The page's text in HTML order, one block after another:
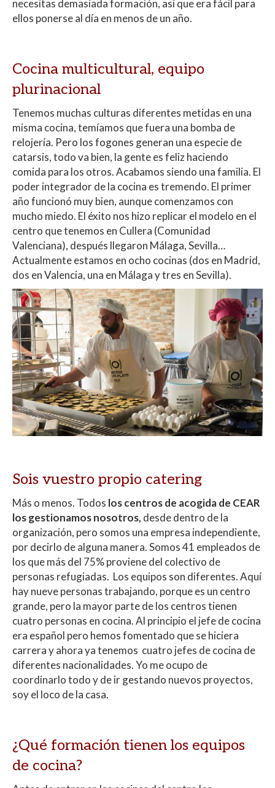
necesitas demasiada formación, así que era fácil para
ellos ponerse al día en menos de un año.
Cocina multicultural, equipo
plurinacional
Tenemos muchas culturas diferentes metidas en una
misma cocina, temíamos que fuera una bomba de
relojería. Pero los fogones generan una especie de
catarsis, todo va bien, la gente es feliz haciendo
comida para los otros. Acabamos siendo una familia. El
poder integrador de la cocina es tremendo. El primer
año funcionó muy bien, aunque comenzamos con
mucho miedo. El éxito nos hizo replicar el modelo en el
centro que tenemos en Cullera (Comunidad
Valenciana), después llegaron Málaga, Sevilla…
Actualmente estamos en ocho cocinas (dos en Madrid,
dos en Valencia, una en Málaga y tres en Sevilla).
Sois vuestro propio catering
Más o menos. Todos los centros de acogida de CEAR
los gestionamos nosotros, desde dentro de la
organización, pero somos una empresa independiente,
por decirlo de alguna manera. Somos 41 empleados de
los que más del 75% proviene del colectivo de
personas refugiadas. Los equipos son diferentes. Aquí
hay nueve personas trabajando, porque es un centro
grande, pero la mayor parte de los centros tienen
cuatro personas en cocina. Al principio el jefe de cocina
era español pero hemos fomentado que se hiciera
carrera y ahora ya tenemos cuatro jefes de cocina de
diferentes nacionalidades. Yo me ocupo de
coordinarlo todo y de ir gestando nuevos proyectos,
soy el loco de la casa.
¿Qué formación tienen los equipos
de cocina?